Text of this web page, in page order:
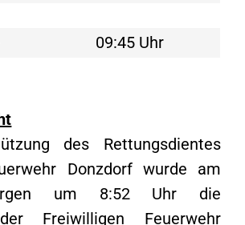
09:45 Uhr
des Rettungsdientes
Donzdorf wurde am
um 8:52 Uhr die
Freiwilligen Feuerwehr